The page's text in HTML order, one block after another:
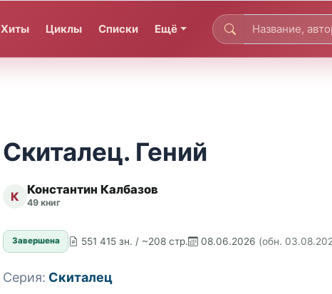
Хиты Циклы Списки Ещё
Скиталец. Гений
К Константин Калбазов
49 книг
Завершена 551 415 зн. / ~208 стр. 08.06.2026 (обн.
Серия: Скиталец